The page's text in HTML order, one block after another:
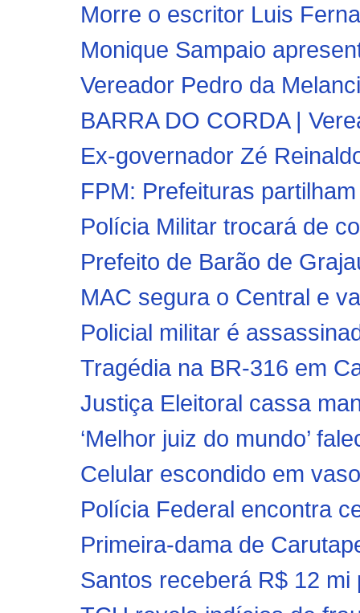
Morre o escritor Luis
Monique Sampaio
Vereador Pedro da
BARRA DO CORDA |
Ex-governador Zé
FPM: Prefeituras
Polícia Militar trocará de
Prefeito de Barão de
MAC segura o Central e
Policial militar é
Tragédia na BR-316 em
Justiça Eleitoral cassa
‘Melhor juiz do mundo’
Celular escondido em
Polícia Federal encontra
Primeira-dama de
Santos receberá R$ 12